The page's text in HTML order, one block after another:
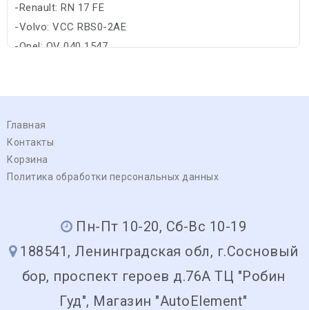
-Renault: RN 17 FE
-Volvo: VCC RBS0-2AE
-Opel: OV 040 1547
Главная
Контакты
Корзина
Политика обработки персональных данных
Пн-Пт 10-20, Сб-Вс 10-19
188541, Ленинградская обл, г.Сосновый
бор, проспект героев д.76А ТЦ "Робин
Гуд", Магазин "AutoElement"